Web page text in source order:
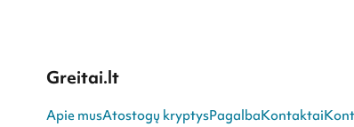
Greitai.lt
Apie musAtostogų kryptysPagalbaKontaktai